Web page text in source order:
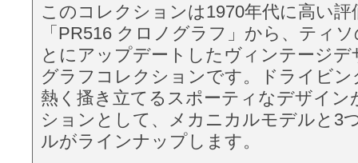
このコレクションは1970年代に高い
「PR516 クロノグラフ」から、ティ
とにアップデートしたヴィンテージ
グラフコレクションです。ドライビ
熱く搔き立てるスポーティなデザイン
ションとして、メカニカルモデルと3
ルがラインナップします。